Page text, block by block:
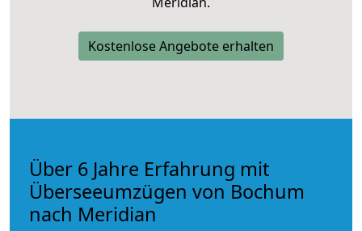
Kostenlose Angebote erhalten
Über 6 Jahre Erfahrung mit
Überseeumzügen von Bochum
nach Meridian